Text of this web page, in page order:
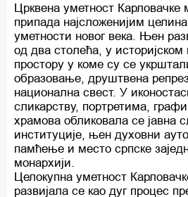
Црквена уметност Карловачке
припада најсложенијим
уметности новог века. Њен
од два столећа, у
простору у коме су се
образовање, друштвена
национална свест. У
сликарству, портретима,
храмова обликовала се јавна
институције, њен духовни
памћење и место српске
монархији.
Целокупна уметност
развијала се као дуг процес